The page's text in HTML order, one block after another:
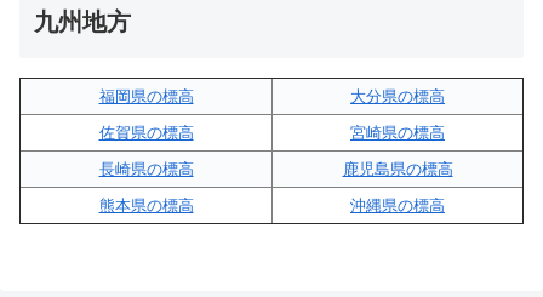
九州地方
福岡県の標高
大分県の標高
佐賀県の標高
宮崎県の標高
長崎県の標高
鹿児島県の標高
熊本県の標高
沖縄県の標高